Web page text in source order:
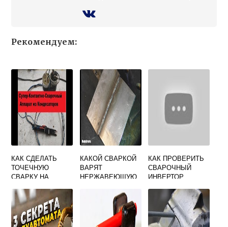
Рекомендуем:
КАК СДЕЛАТЬ
ТОЧЕЧНУЮ
СВАРКУ НА
КАКОЙ СВАРКОЙ
ВАРЯТ
НЕРЖАВЕЮЩУЮ
КАК ПРОВЕРИТЬ
СВАРОЧНЫЙ
ИНВЕРТОР